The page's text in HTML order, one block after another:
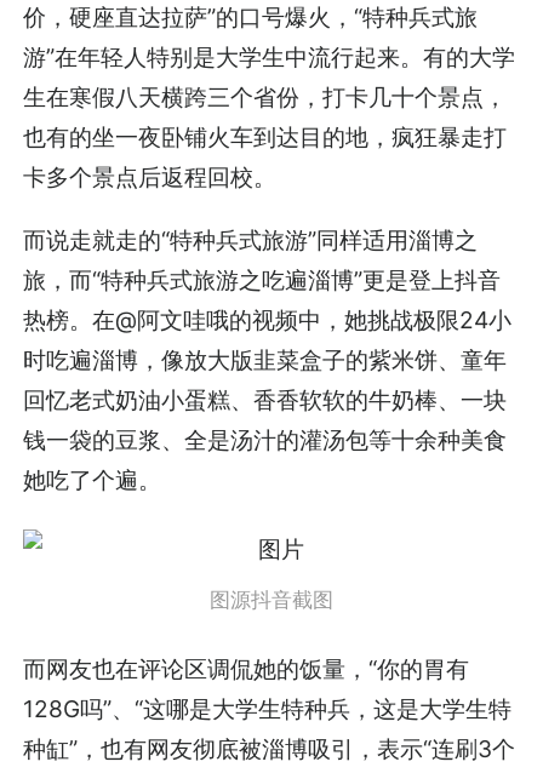
价，硬座直达拉萨”的口号爆火，“特种兵式旅
游”在年轻人特别是大学生中流行起来。有的大学
生在寒假八天横跨三个省份，打卡几十个景点，
也有的坐一夜卧铺火车到达目的地，疯狂暴走打
卡多个景点后返程回校。
而说走就走的“特种兵式旅游”同样适用淄博之
旅，而“特种兵式旅游之吃遍淄博”更是登上抖音
热榜。在@阿文哇哦的视频中，她挑战极限24小
时吃遍淄博，像放大版韭菜盒子的紫米饼、童年
回忆老式奶油小蛋糕、香香软软的牛奶棒、一块
钱一袋的豆浆、全是汤汁的灌汤包等十余种美食
她吃了个遍。
图源抖音截图
而网友也在评论区调侃她的饭量，“你的胃有
128G吗”、“这哪是大学生特种兵，这是大学生特
种缸”，也有网友彻底被淄博吸引，表示“连刷3个